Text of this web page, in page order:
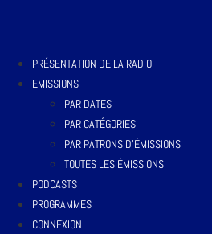
PRÉSENTATION DE LA RADIO
EMISSIONS
PAR DATES
PAR CATÉGORIES
PAR PATRONS D’ÉMISSIONS
TOUTES LES ÉMISSIONS
PODCASTS
PROGRAMMES
CONNEXION